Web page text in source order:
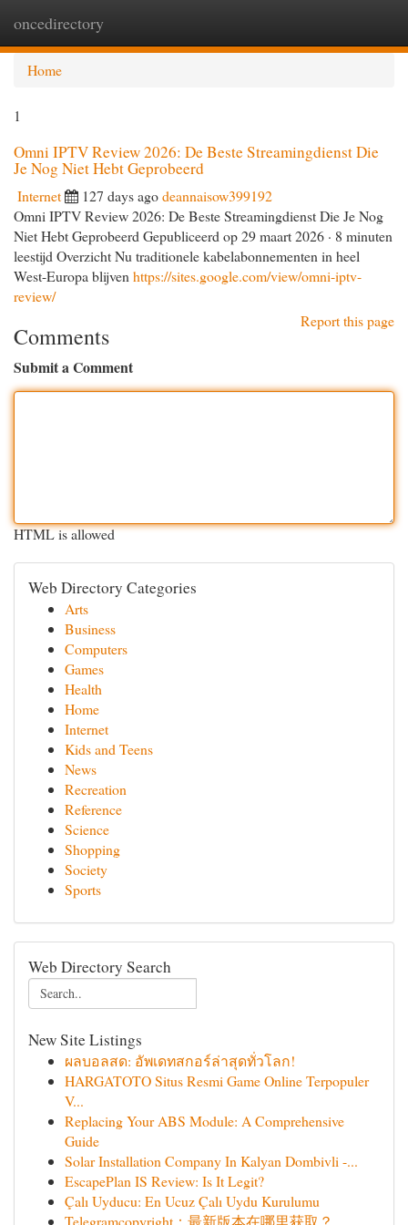
oncedirectory
Home
1
Omni IPTV Review 2026: De Beste Streamingdienst Die
Je Nog Niet Hebt Geprobeerd
Internet 127 days agodeannaisow399192
Omni IPTV Review 2026: De Beste Streamingdienst Die Je Nog
Niet Hebt Geprobeerd Gepubliceerd op 29 maart 2026 · 8 minuten
leestijd Overzicht Nu traditionele kabelabonnementen in heel
West-Europa blijven https://sites.google.com/view/omni-iptv-
review/
Report this page
Comments
Submit a Comment
HTML is allowed
Web Directory Categories
Arts
Business
Computers
Games
Health
Home
Internet
Kids and Teens
News
Recreation
Reference
Science
Shopping
Society
Sports
Web Directory Search
New Site Listings
ผลบอลสด: อัพเดทสกอร์ล่าสุดทั่วโลก!
HARGATOTO Situs Resmi Game Online Terpopuler
V...
Replacing Your ABS Module: A Comprehensive
Guide
Solar Installation Company In Kalyan Dombivli -...
EscapePlan IS Review: Is It Legit?
Çalı Uyducu: En Ucuz Çalı Uydu Kurulumu
Telegramcopyright：最新版本在哪里获取？